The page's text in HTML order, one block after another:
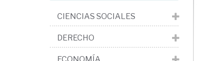
CIENCIAS SOCIALES
DERECHO